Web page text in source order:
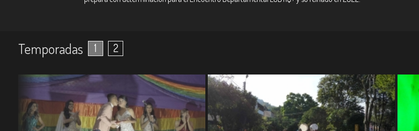
Temporadas 1 2